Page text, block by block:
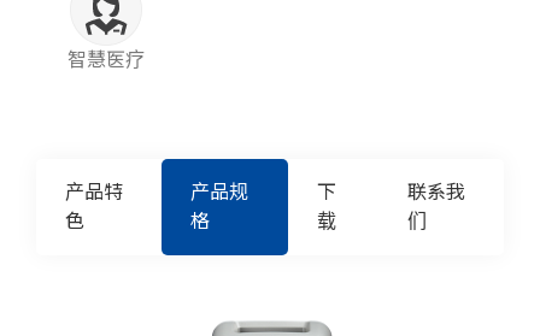
智慧医疗
产品特
色
产品规
格
下
载
联系我
们